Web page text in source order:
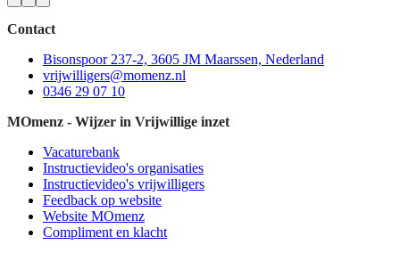
Contact
Bisonspoor 237-2, 3605 JM Maarssen, Nederland
vrijwilligers@momenz.nl
0346 29 07 10
MOmenz - Wijzer in Vrijwillige inzet
Vacaturebank
Instructievideo's organisaties
Instructievideo's vrijwilligers
Feedback op website
Website MOmenz
Compliment en klacht